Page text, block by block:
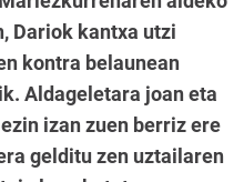
Dariok kantxa utzi
kontra belaunean
Aldageletara joan eta
izan zuen berriz ere
gelditu zen uztailaren